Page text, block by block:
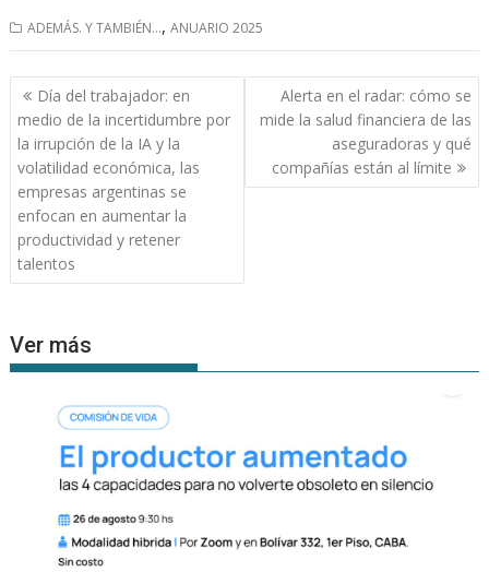
ADEMÁS. Y TAMBIÉN...,ANUARIO 2025
Navegación
de
entradas
Día del trabajador: en
medio de la incertidumbre por
la irrupción de la IA y la
volatilidad económica, las
empresas argentinas se
enfocan en aumentar la
productividad y retener
talentos
Alerta en el radar: cómo se
mide la salud financiera de las
aseguradoras y qué
compañías están al límite
Ver más